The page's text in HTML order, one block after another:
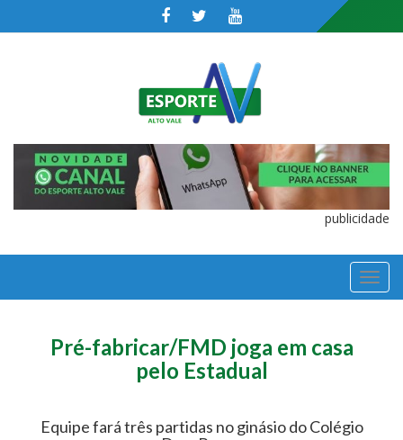
publicidade
Pré-fabricar/FMD joga em casa
pelo Estadual
Equipe fará três partidas no ginásio do Colégio